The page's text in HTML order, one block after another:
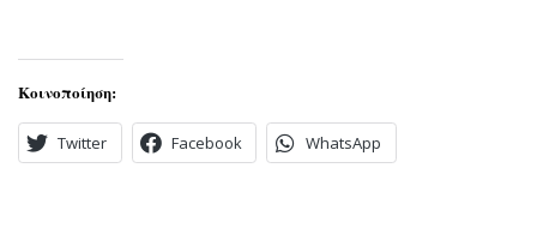
Κοινοποίηση:
Twitter Facebook WhatsApp